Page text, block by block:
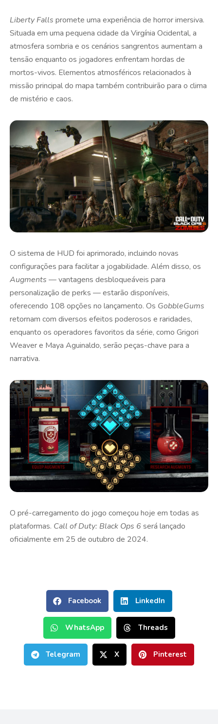
Liberty Falls promete uma experiência de horror imersiva.
Situada em uma pequena cidade da Virgínia Ocidental, a
atmosfera sombria e os cenários sangrentos aumentam a
tensão enquanto os jogadores enfrentam hordas de
mortos-vivos. Elementos atmosféricos relacionados à
missão principal do mapa também contribuirão para o clima
de mistério e caos.
O sistema de HUD foi aprimorado, incluindo novas
configurações para facilitar a jogabilidade. Além disso, os
Augments — vantagens desbloqueáveis para
personalização de perks — estarão disponíveis,
oferecendo 108 opções no lançamento. Os GobbleGums
retornam com diversos efeitos poderosos e raridades,
enquanto os operadores favoritos da série, como Grigori
Weaver e Maya Aguinaldo, serão peças-chave para a
narrativa.
O pré-carregamento do jogo começou hoje em todas as
plataformas. Call of Duty: Black Ops 6será lançado
oficialmente em 25 de outubro de 2024.
Facebook LinkedIn
WhatsApp Threads
Telegram X Pinterest